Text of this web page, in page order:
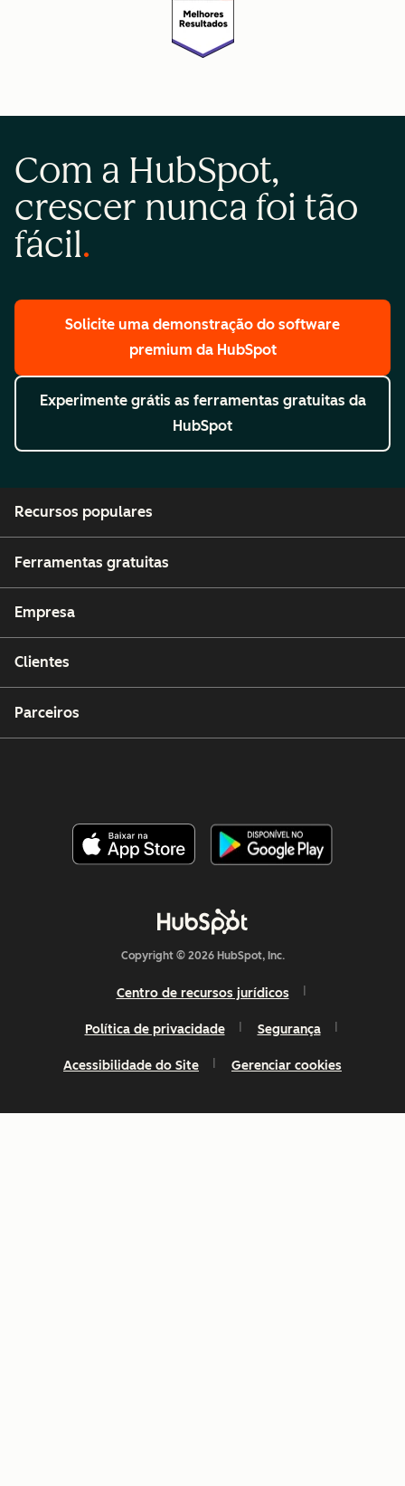
Com a HubSpot,
crescer nunca foi tão
fácil
Solicite uma demonstração do software
premium da HubSpot
Experimente grátis as ferramentas gratuitas da
HubSpot
Recursos populares
Ferramentas gratuitas
Empresa
Clientes
Parceiros
Copyright © 2026 HubSpot, Inc.
Centro de recursos jurídicos
Política de privacidade Segurança
Acessibilidade do Site Gerenciar cookies